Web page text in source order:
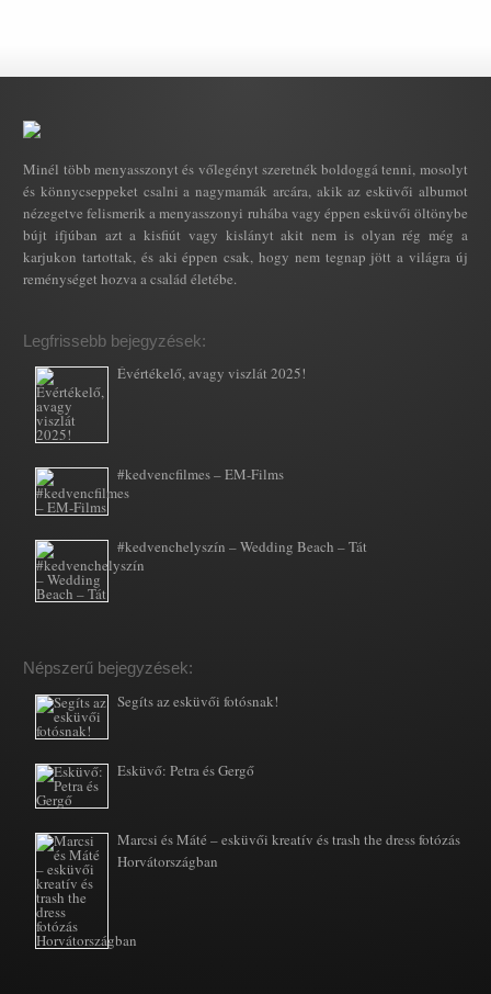
Minél több menyasszonyt és vőlegényt szeretnék boldoggá tenni, mosolyt
és könnycseppeket csalni a nagymamák arcára, akik az esküvői albumot
nézegetve felismerik a menyasszonyi ruhába vagy éppen esküvői öltönybe
bújt ifjúban azt a kisfiút vagy kislányt akit nem is olyan rég még a
karjukon tartottak, és aki éppen csak, hogy nem tegnap jött a világra új
reménységet hozva a család életébe.
Legfrissebb bejegyzések:
Évértékelő, avagy viszlát 2025!
#kedvencfilmes – EM-Films
#kedvenchelyszín – Wedding Beach – Tát
Népszerű bejegyzések:
Segíts az esküvői fotósnak!
Esküvő: Petra és Gergő
Marcsi és Máté – esküvői kreatív és trash the dress fotózás
Horvátországban